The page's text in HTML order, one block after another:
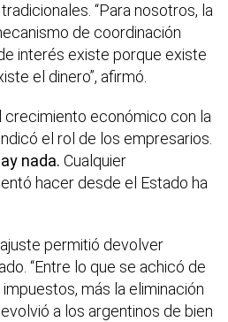
“Para nosotros, la
de coordinación
interés existe porque existe
el dinero”, afirmó.
crecimiento económico con la
el rol de los empresarios.
nada. Cualquier
hacer desde el Estado ha
permitió devolver
“Entre lo que se achicó de
más la eliminación
a los argentinos de bien